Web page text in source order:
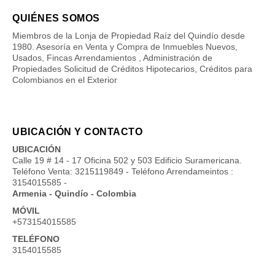
QUIÉNES SOMOS
Miembros de la Lonja de Propiedad Raíz del Quindío desde
1980. Asesoría en Venta y Compra de Inmuebles Nuevos,
Usados, Fincas Arrendamientos , Administración de
Propiedades Solicitud de Créditos Hipotecarios, Créditos para
Colombianos en el Exterior
UBICACIÓN Y CONTACTO
UBICACIÓN
Calle 19 # 14 - 17 Oficina 502 y 503 Edificio Suramericana.
Teléfono Venta: 3215119849 - Teléfono Arrendameintos :
3154015585 -
Armenia - Quindío - Colombia
MÓVIL
+573154015585
TELÉFONO
3154015585